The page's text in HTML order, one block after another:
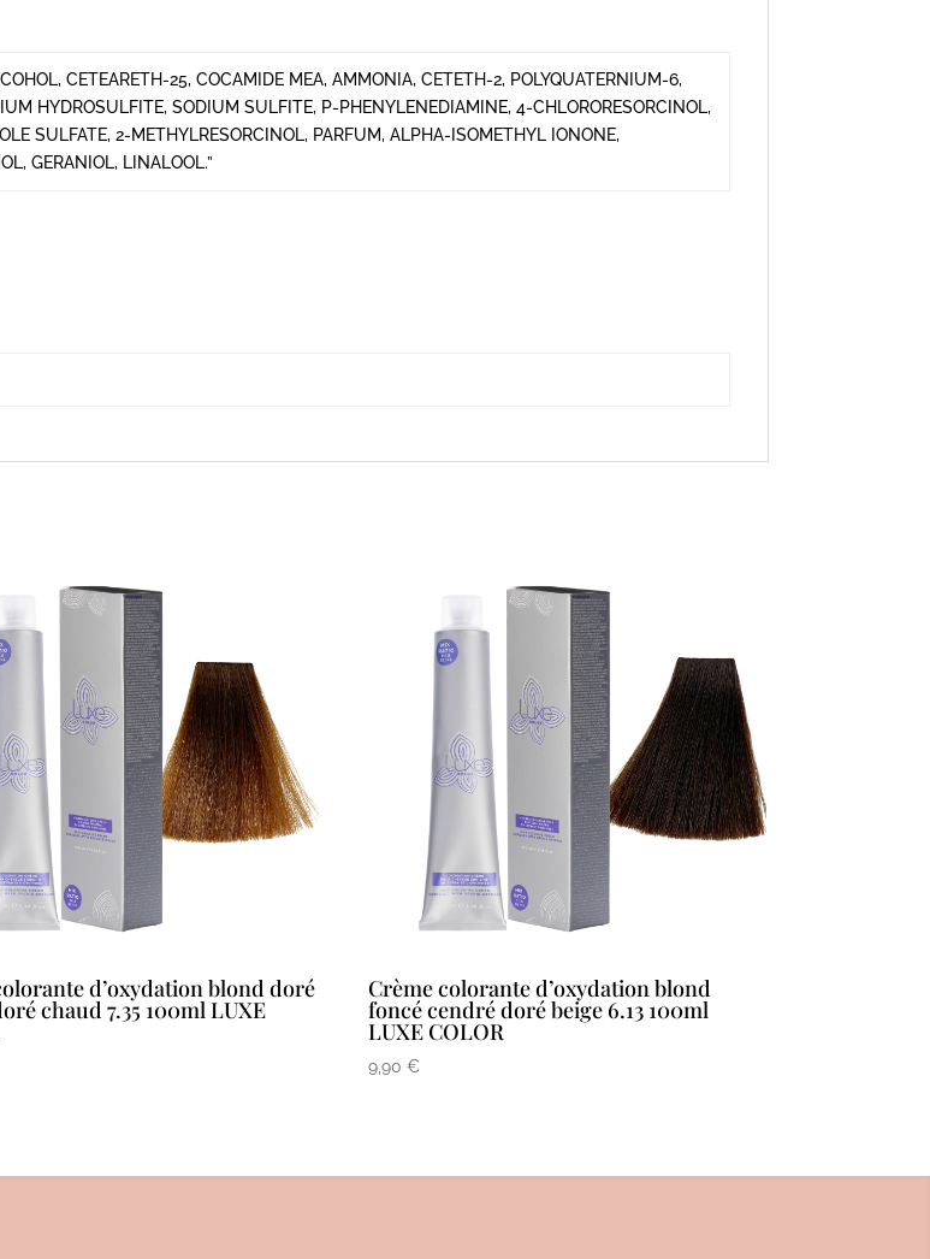
CETEARETH-25, COCAMIDE MEA, AMMONIA, CETETH-2, POLYQUATERNIUM-6,
HYDROSULFITE, SODIUM SULFITE, P-PHENYLENEDIAMINE, 4-CHLORORESORCINOL,
SULFATE, 2-METHYLRESORCINOL, PARFUM, ALPHA-ISOMETHYL IONONE,
GERANIOL, LINALOOL.”
d’oxydation blond doré
chaud 7.35 100ml LUXE
Crème colorante d’oxydation blond
foncé cendré doré beige 6.13 100ml
LUXE COLOR
9,90€